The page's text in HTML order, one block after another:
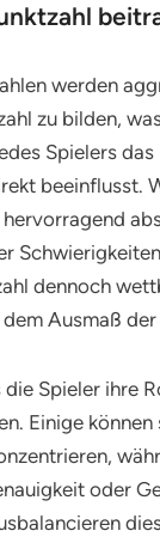
werden
zu bilden,
Spielers das
beeinflusst.
dennoch
Ausmaß
Spieler ihre
Einige können
oder